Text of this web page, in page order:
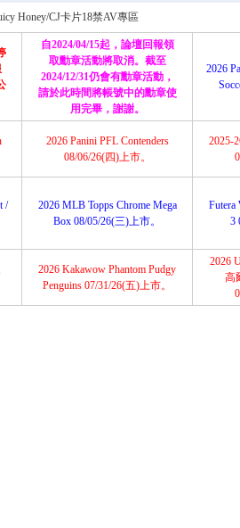
Honey/CJ卡片18禁AV專區
自2024/04/15起，論壇回報領
取勳章活動將取消。截至
2024/12/31仍會有勳章活動，
請於此時間將帳號中的勳章使
用完畢，謝謝。
2026
2026 Panini PFL Contenders
08/06/26(四)上市。
2025-
/
2026 MLB Topps Chrome Mega
Box 08/05/26(三)上市。
Futera
3
2026 Kakawow Phantom Pudgy
Penguins 07/31/26(五)上市。
2026
高